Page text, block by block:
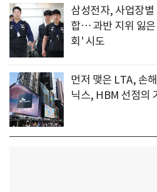
삼성전자, 사업장
합… 과반 지위 잃
회' 시도
먼저 맺은 LTA, 손
닉스, HBM 선점의